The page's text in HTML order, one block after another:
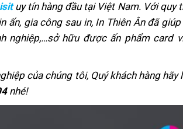
uy tín hàng đầu tại Việt Nam. Với quy
gia công sau in, In Thiên Ân đã
nghiệp,…sở hữu được ấn phẩm card
của chúng tôi, Quý khách hàng hãy
nhé!